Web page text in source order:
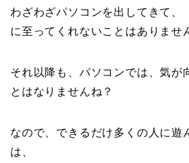
わざわざパソコンを出してきて、「
に至ってくれないことはありませ
それ以降も、パソコンでは、気が
とはなりませんね？
なので、できるだけ多くの人に遊
は、